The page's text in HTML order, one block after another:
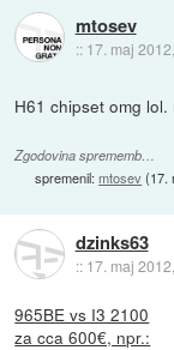
mtosev
:: 17. maj
H61 chipset omg
Zgodovina sprememb…
spremenil:mtosev(17.
dzinks63
:: 17. maj
965BE vs I3 2100
za cca 600€, npr.: